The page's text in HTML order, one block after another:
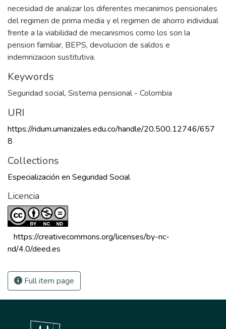
necesidad de analizar los diferentes mecanimos pensionales
del regimen de prima media y el regimen de ahorro individual
frente a la viabilidad de mecanismos como los son la
pension familiar, BEPS, devolucion de saldos e
indemnizacion sustitutiva.
Keywords
Seguridad social, Sistema pensional - Colombia
URI
https://ridum.umanizales.edu.co/handle/20.500.12746/657
8
Collections
Especialización en Seguridad Social
Licencia
https://creativecommons.org/licenses/by-nc-
nd/4.0/deed.es
Full item page